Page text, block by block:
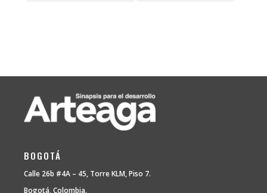
BOGOTÁ
Calle 26b #4A – 45, Torre KLM, Piso 7.
Bogotá, Colombia.